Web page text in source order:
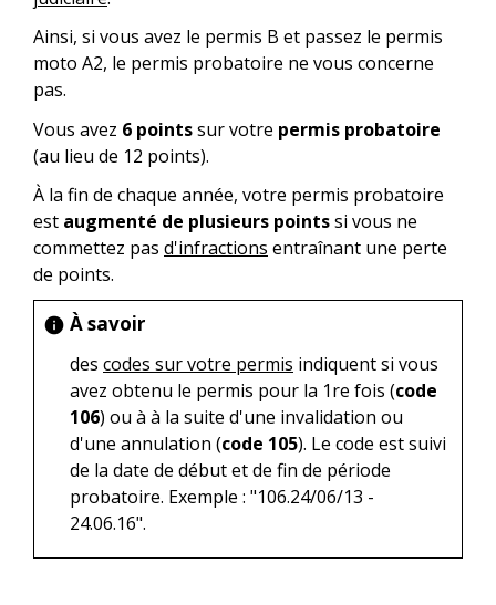
Ainsi, si vous avez le permis B et passez le permis
moto A2, le permis probatoire ne vous concerne
pas.
Vous avez 6 pointssur votre permis probatoire
(au lieu de 12 points).
À la fin de chaque année, votre permis probatoire
est augmenté de plusieurs pointssi vous ne
commettez pas d'infractions entraînant une perte
de points.
info À savoir
des codes sur votre permis indiquent si vous
avez obtenu le permis pour la 1re fois (code
106) ou à à la suite d'une invalidation ou
d'une annulation (code 105). Le code est suivi
de la date de début et de fin de période
probatoire. Exemple : "106.24/06/13 -
24.06.16".